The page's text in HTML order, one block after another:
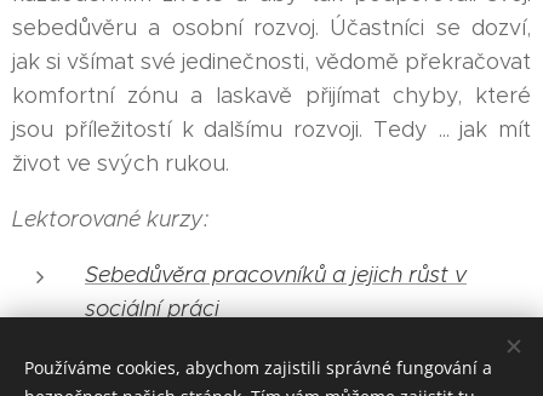
sebedůvěru a osobní rozvoj. Účastníci se dozví,
jak si všímat své jedinečnosti, vědomě překračovat
komfortní zónu a laskavě přijímat chyby, které
jsou příležitostí k dalšímu rozvoji. Tedy ... jak mít
život ve svých rukou.
Lektorované kurzy:
Sebedůvěra pracovníků a jejich růst v
sociální práci
Používáme cookies, abychom zajistili správné fungování a